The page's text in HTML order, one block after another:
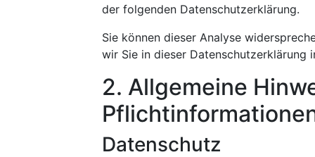
der folgenden Datenschutzerklärung.
Sie können dieser Analyse
wir Sie in dieser Datenschutzerklärung
2. Allgemeine
Datenschutz